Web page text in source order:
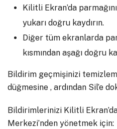
Kilitli Ekran’da
yukarı doğru kaydırın.
Diğer tüm ekranlarda
kısmından aşağı doğru
Bildirim geçmişinizi
düğmesine , ardından Sil’e
Bildirimlerinizi Kilitli
Merkezi’nden yönetmek için: